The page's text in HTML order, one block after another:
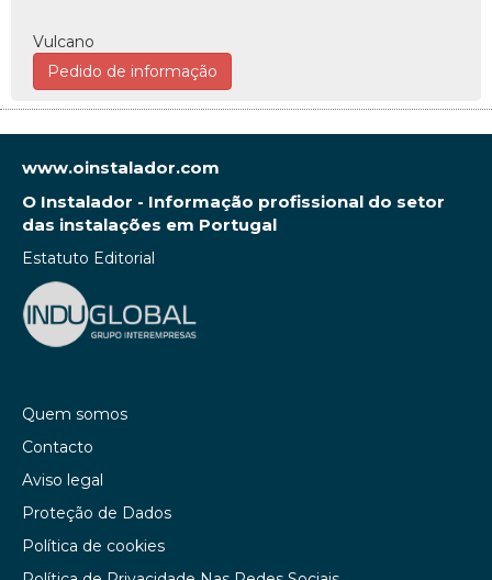
Vulcano
Pedido de informação
www.oinstalador.com
O Instalador - Informação profissional do setor
das instalações em Portugal
Estatuto Editorial
Quem somos
Contacto
Aviso legal
Proteção de Dados
Política de cookies